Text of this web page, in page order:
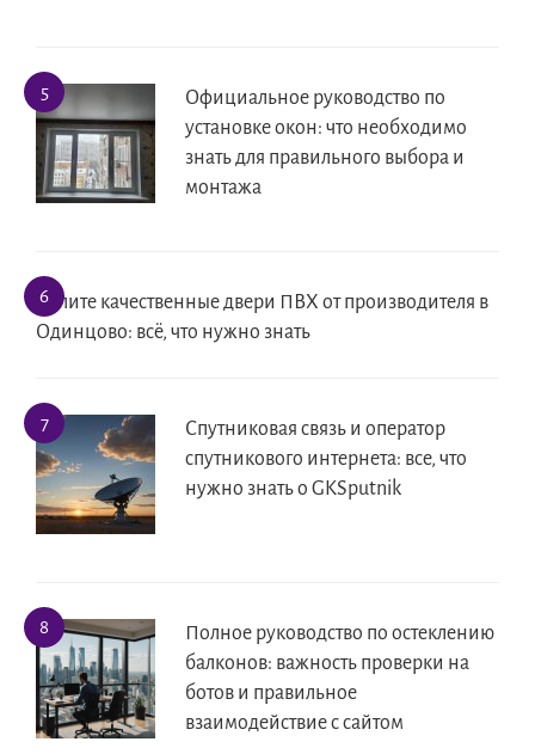
Официальное руководство по
установке окон: что необходимо
знать для правильного выбора и
монтажа
Купите качественные двери ПВХ от производителя в
Одинцово: всё, что нужно знать
Спутниковая связь и оператор
спутникового интернета: все, что
нужно знать о GKSputnik
Полное руководство по остеклению
балконов: важность проверки на
ботов и правильное
взаимодействие с сайтом